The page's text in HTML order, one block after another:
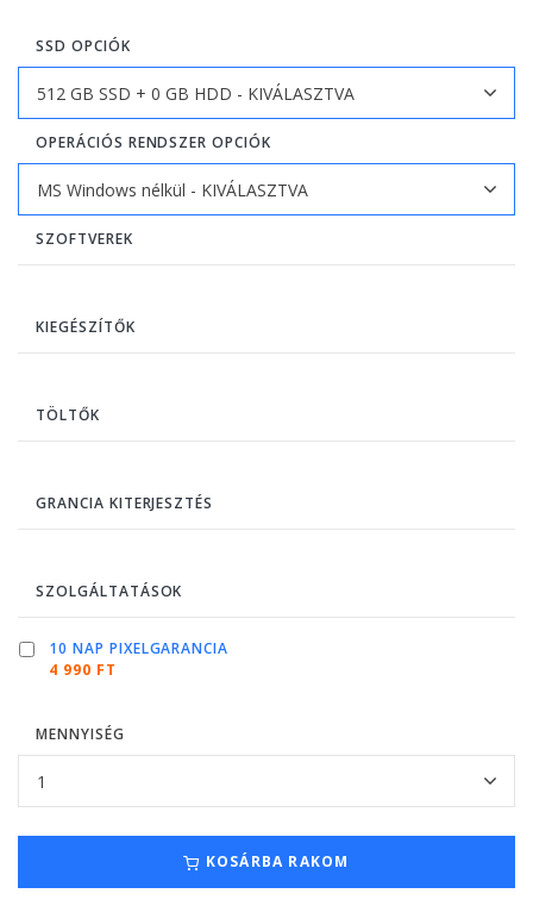
SSD OPCIÓK
OPERÁCIÓS RENDSZER OPCIÓK
SZOFTVEREK
KIEGÉSZÍTŐK
TÖLTŐK
GRANCIA KITERJESZTÉS
SZOLGÁLTATÁSOK
10 NAP PIXELGARANCIA
4 990 FT
MENNYISÉG
KOSÁRBA RAKOM